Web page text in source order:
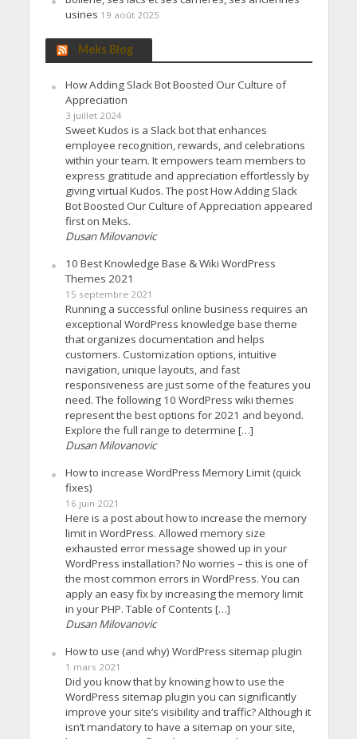
usines 19 août 2025
Meks Blog
How Adding Slack Bot Boosted Our Culture of
Appreciation
3 juillet 2024
Sweet Kudos is a Slack bot that enhances
employee recognition, rewards, and celebrations
within your team. It empowers team members to
express gratitude and appreciation effortlessly by
giving virtual Kudos. The post How Adding Slack
Bot Boosted Our Culture of Appreciation appeared
first on Meks.
Dusan Milovanovic
10 Best Knowledge Base & Wiki WordPress
Themes 2021
15 septembre 2021
Running a successful online business requires an
exceptional WordPress knowledge base theme
that organizes documentation and helps
customers. Customization options, intuitive
navigation, unique layouts, and fast
responsiveness are just some of the features you
need. The following 10 WordPress wiki themes
represent the best options for 2021 and beyond.
Explore the full range to determine […]
Dusan Milovanovic
How to increase WordPress Memory Limit (quick
fixes)
16 juin 2021
Here is a post about how to increase the memory
limit in WordPress. Allowed memory size
exhausted error message showed up in your
WordPress installation? No worries – this is one of
the most common errors in WordPress. You can
apply an easy fix by increasing the memory limit
in your PHP. Table of Contents […]
Dusan Milovanovic
How to use (and why) WordPress sitemap plugin
1 mars 2021
Did you know that by knowing how to use the
WordPress sitemap plugin you can significantly
improve your site’s visibility and traffic? Although it
isn’t mandatory to have a sitemap on your site,